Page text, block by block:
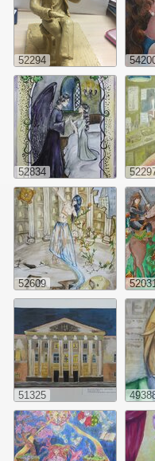
52294
52834
52609
51325